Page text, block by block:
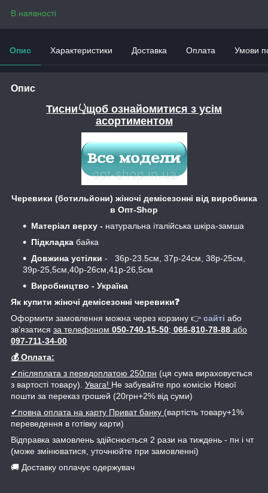
В наявності
Опис Характеристики Доставка Оплата Умови
Опис
Тисни👇щоб ознайомитися з усім
асортиментом
Черевики (ботильйони) жіночі демісезонні від виробника
в Опт-Shop
Матеріал верху - натуральна італійська шкіра-замша
Підкладка байка
Довжина устілки - 36р-23.5см, 37р-24см, 38р-25см,
39р-25,5см,40р-26см,41р-26,5см
Виробництво - Україна
Як купити жіночі демісезонні черевики❓
Оформити замовлення можна через корзину 👉 сайті або
зв'язатися за телефоном 050-740-15-50; 066-810-78-88 або
097-711-34-00
💰 Оплата:
✔післяплата з передоплатою 250грн (ця сума вираховується
з вартості товару). Увага! Не забувайте про комісію Нової
пошти за переказ грошей (20грн+2% від суми)
✔повна оплата на карту Приват банку (вартість товару+1%
переведення в готівку карти)
Відправка замовлень здійснюється 2 рази на тиждень - пн і чт
(може змінюватися, уточнюйте при замовленні)
🚚 Доставку оплачує одержувач